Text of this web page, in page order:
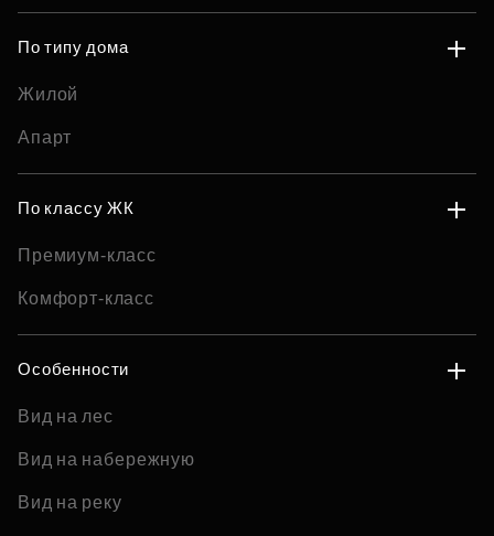
По типу дома
Жилой
Апарт
По классу ЖК
Премиум-класс
Комфорт-класс
Особенности
Вид на лес
Вид на набережную
Вид на реку